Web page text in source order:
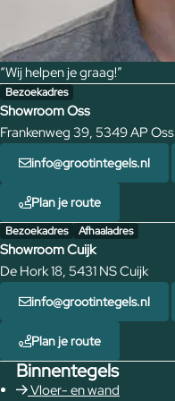
“Wij helpen je graag!”
Bezoekadres
Showroom Oss
Frankenweg 39, 5349 AP Oss
info@grootintegels.nl
Plan je route
Bezoekadres Afhaaladres
Showroom Cuijk
De Hork 18, 5431 NS Cuijk
info@grootintegels.nl
Plan je route
Binnentegels
Vloer- en wand